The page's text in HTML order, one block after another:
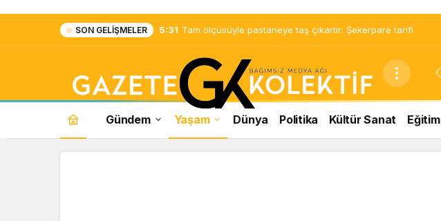
SON GELIŞMELER 5:31 Tam ölçüsüyle pastaneye taş çıkartır: Şekerpare tarifi
Gündem Yaşam Dünya Politika Kültür Sanat Eğitim